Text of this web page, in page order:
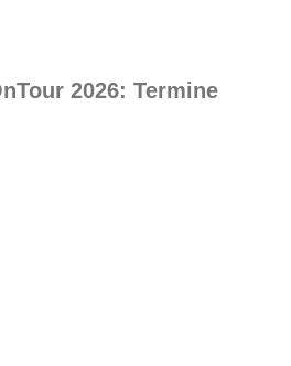
2026: Termine